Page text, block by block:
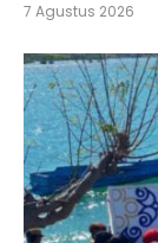
7 Agustus 2026